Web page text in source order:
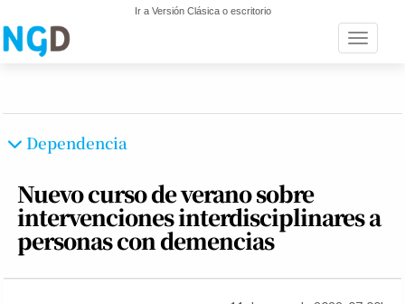
Ir a Versión Clásica o escritorio
Toggle
Dependencia
Nuevo curso de verano sobre
intervenciones interdisciplinares a
personas con demencias